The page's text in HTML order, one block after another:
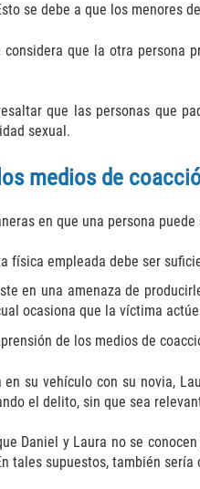
se debe a que los menores
considera que la otra persona
que las personas que
sexual.
medios de
en que una persona
física empleada debe ser
en una amenaza de
ocasiona que la víctima
de los medios de
en su vehículo con su novia,
el delito, sin que sea
Daniel y Laura no se
tales supuestos, también